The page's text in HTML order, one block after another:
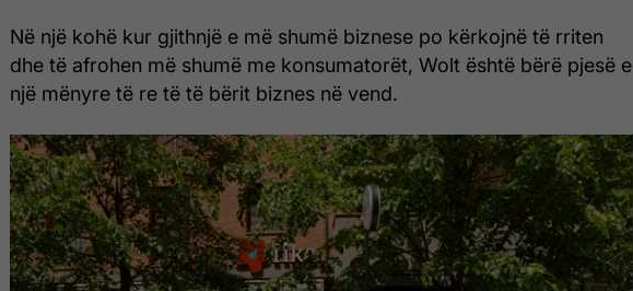
Në një kohë kur gjithnjë e më shumë biznese po kërkojnë të rriten
dhe të afrohen më shumë me konsumatorët, Wolt është bërë pjesë e
një mënyre të re të të bërit biznes në vend.